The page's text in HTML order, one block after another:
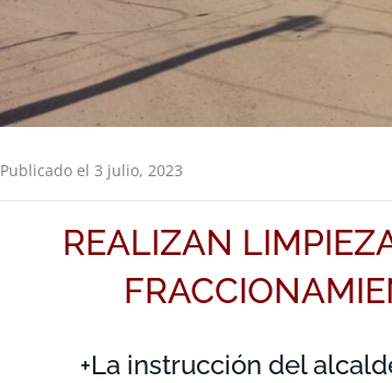
Publicado el 3 julio, 2023
REALIZAN
+La instrucción del